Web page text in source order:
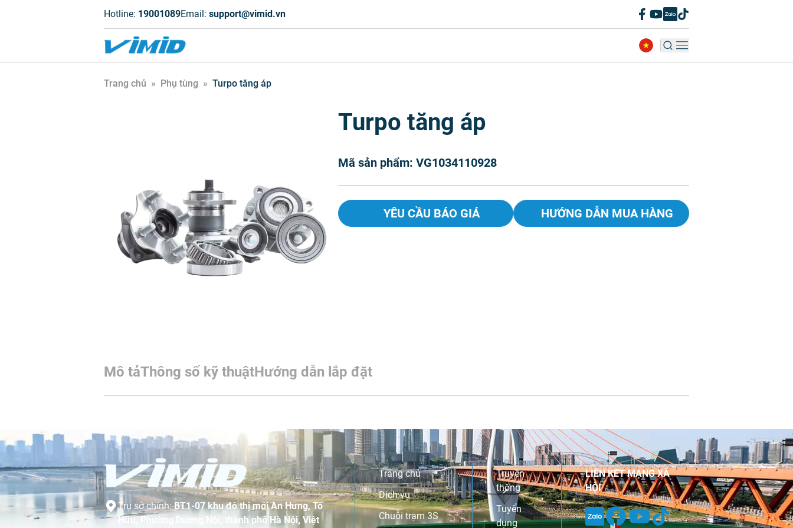
Hotline: 19001089Email: support@vimid.vn
Trang chủ » Phụ tùng » Turpo tăng áp
Turpo tăng áp
Mã sản phẩm: VG1034110928
YÊU CẦU BÁO GIÁ HƯỚNG DẪN MUA HÀNG
Mô tảThông số kỹ thuậtHướng dẫn lắp đặt
Trụ sở chính:BT1-07 khu đô thị mới An Hưng, Tố
Hữu, Phường Dương Nội, thành phố Hà Nội, Việt
Trang chủ
Dịch vụ
Chuỗi trạm 3S
Truyền
thông
Tuyển
dụng
LIÊN KẾT MẠNG XÃ
HỘI